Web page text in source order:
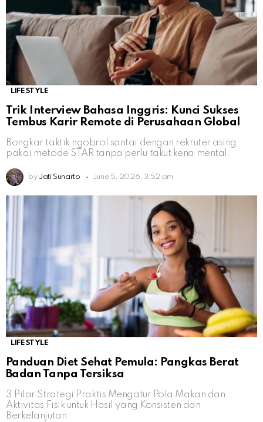
LIFESTYLE
Trik Interview Bahasa Inggris: Kunci Sukses
Tembus Karir Remote di Perusahaan Global
Bongkar taktik ngobrol santai dengan rekruter asing
pakai metode STAR tanpa perlu takut kena mental.
by Jati Sunarto June 5, 2026, 3:52 pm
LIFESTYLE
Panduan Diet Sehat Pemula: Pangkas Berat
Badan Tanpa Tersiksa
3 Pilar Strategi Praktis Mengatur Pola Makan dan
Aktivitas Fisik untuk Hasil yang Konsisten dan
Berkelanjutan